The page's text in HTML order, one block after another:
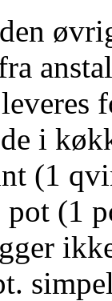
i
(1
(1